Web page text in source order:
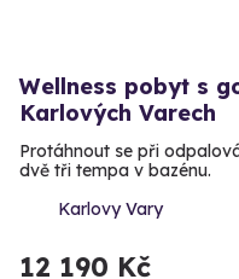
Wellness pobyt s
Karlových Varech
Protáhnout se při
dvě tři tempa v bazénu.
Karlovy Vary
12 190 Kč